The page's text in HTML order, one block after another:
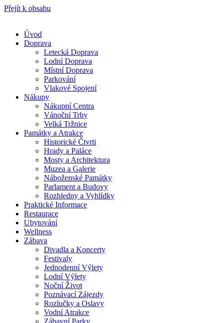
Přejít k obsahu
Úvod
Doprava
Letecká Doprava
Lodní Doprava
Místní Doprava
Parkování
Vlakové Spojení
Nákupy
Nákupní Centra
Vánoční Trhy
Velká Tržnice
Památky a Atrakce
Historické Čtvrti
Hrady a Paláce
Mosty a Architektura
Muzea a Galerie
Náboženské Památky
Parlament a Budovy
Rozhledny a Vyhlídky
Praktické Informace
Restaurace
Ubytování
Wellness
Zábava
Divadla a Koncerty
Festivaly
Jednodenní Výlety
Lodní Výlety
Noční Život
Poznávací Zájezdy
Rozlučky a Oslavy
Vodní Atrakce
Zábavní Parky